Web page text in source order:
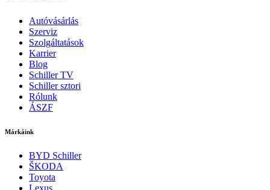
Autóvásárlás
Szerviz
Szolgáltatások
Karrier
Blog
Schiller TV
Schiller sztori
Rólunk
ÁSZF
Márkáink
BYD Schiller
ŠKODA
Toyota
Lexus